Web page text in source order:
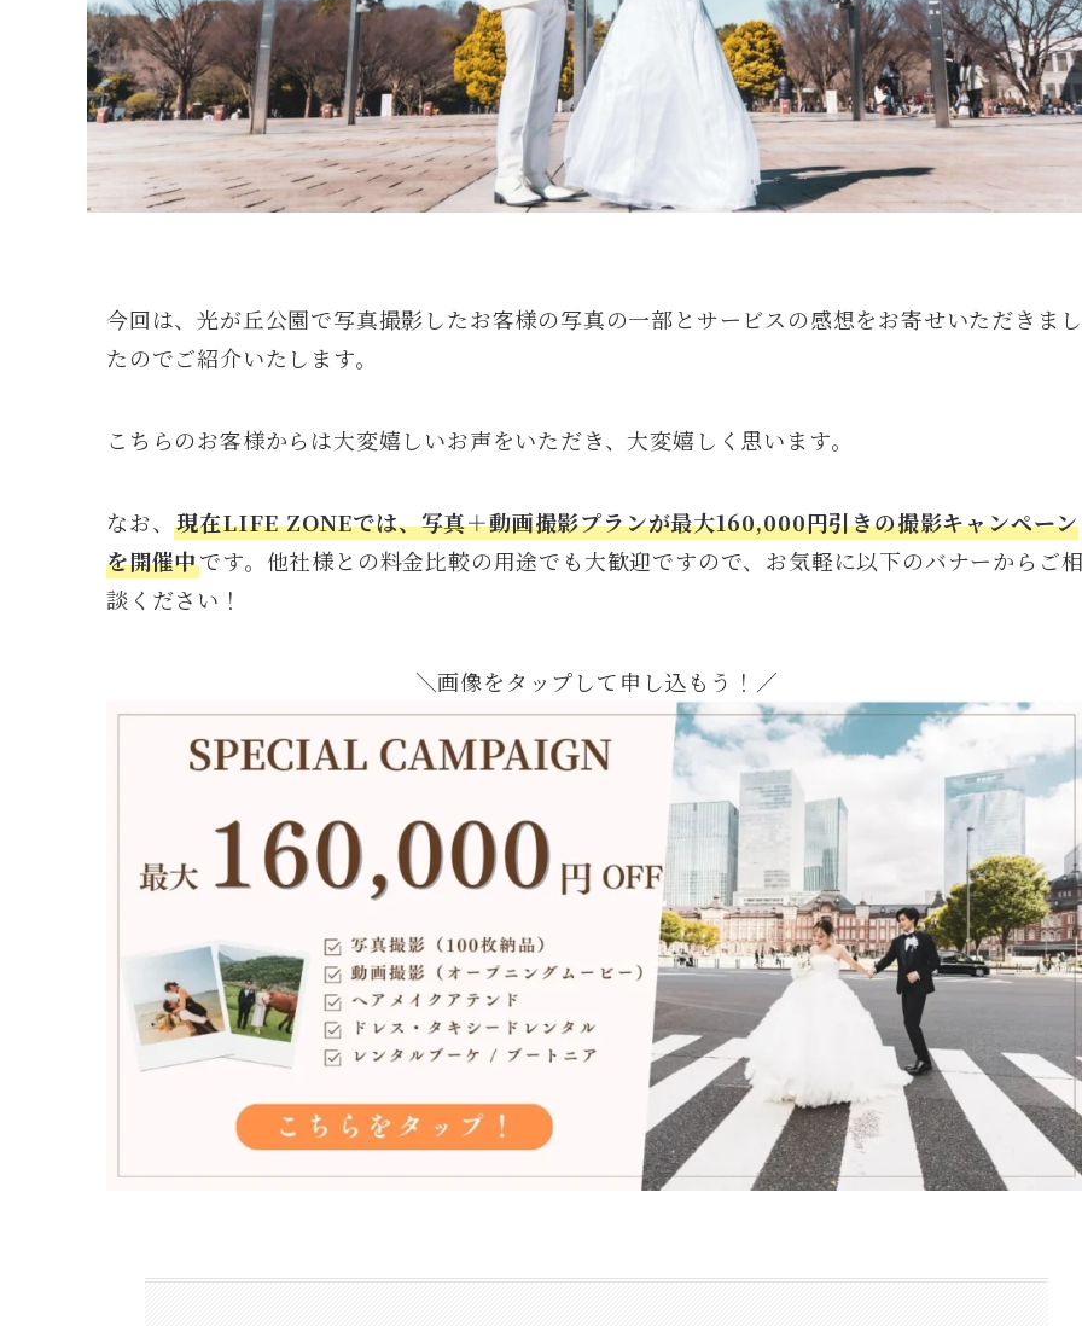
今回は、光が丘公園で写真撮影したお客様の写真の一部とサービスの感想をお寄せいただきまし
たのでご紹介いたします。
こちらのお客様からは大変嬉しいお声をいただき、大変嬉しく思います。
なお、現在LIFE ZONEでは、写真＋動画撮影プランが最大160,000円引きの撮影キャンペーン
を開催中です。他社様との料金比較の用途でも大歓迎ですので、お気軽に以下のバナーからご
談ください！
＼画像をタップして申し込もう！／